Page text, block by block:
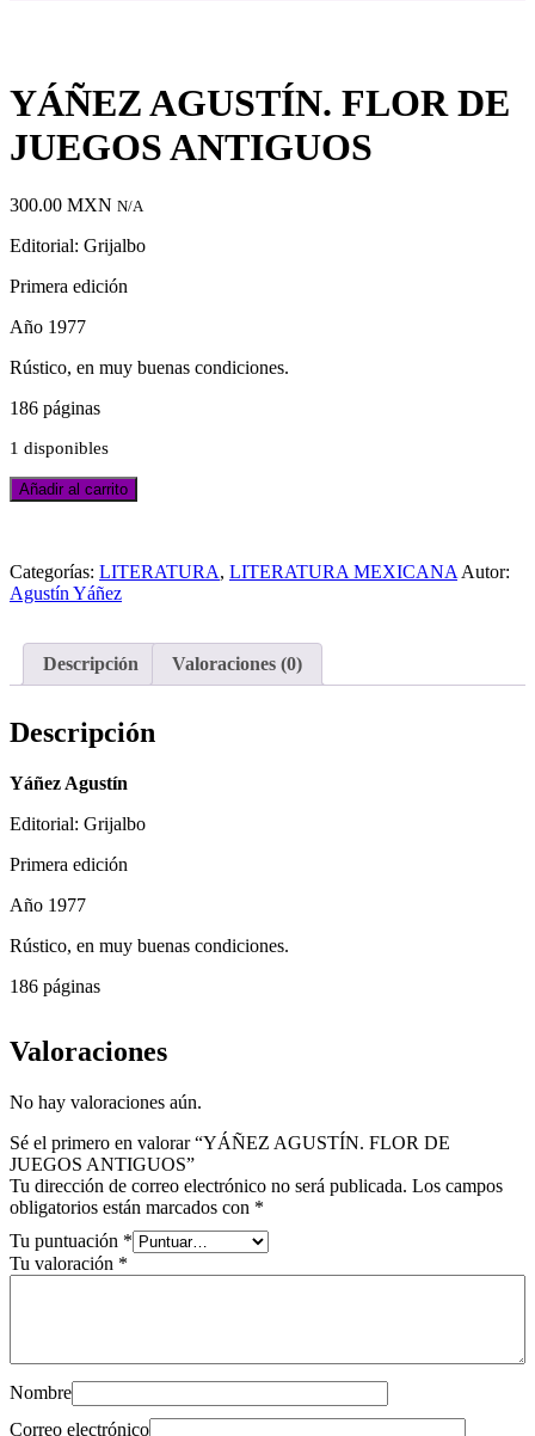
YÁÑEZ AGUSTÍN. FLOR DE
JUEGOS ANTIGUOS
300.00 MXN N/A
Editorial: Grijalbo
Primera edición
Año 1977
Rústico, en muy buenas condiciones.
186 páginas
1 disponibles
Añadir al carrito
Categorías: LITERATURA, LITERATURA MEXICANA Autor:
Agustín Yáñez
Descripción Valoraciones (0)
Descripción
Yáñez Agustín
Editorial: Grijalbo
Primera edición
Año 1977
Rústico, en muy buenas condiciones.
186 páginas
Valoraciones
No hay valoraciones aún.
Sé el primero en valorar “YÁÑEZ AGUSTÍN. FLOR DE
JUEGOS ANTIGUOS”
Tu dirección de correo electrónico no será publicada. Los campos
obligatorios están marcados con *
Tu puntuación *
Tu valoración *
Nombre
Correo electrónico